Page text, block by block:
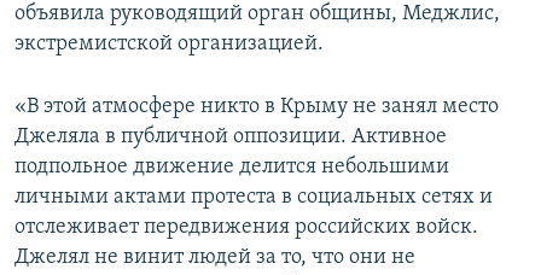
объявила руководящий орган общины, Меджлис,
экстремистской организацией.
«В этой атмосфере никто в Крыму не занял место
Джеляла в публичной оппозиции. Активное
подпольное движение делится небольшими
личными актами протеста в социальных сетях и
отслеживает передвижения российских войск.
Джелял не винит людей за то, что они не